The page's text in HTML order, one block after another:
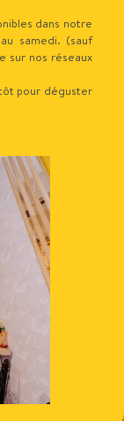
le panier
dans notre
samedi. (sauf
sur nos réseaux
pour déguster